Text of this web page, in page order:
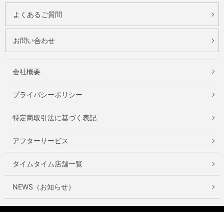
よくあるご質問
お問い合わせ
会社概要
プライバシーポリシー
特定商取引法に基づく表記
アフターサービス
タイムタイム店舗一覧
NEWS（お知らせ）